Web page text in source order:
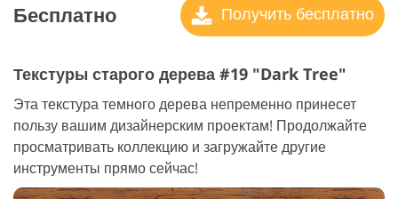
Бесплатно Получить бесплатно
Текстуры старого дерева #19 "Dark Tree"
Эта текстура темного дерева непременно принесет
пользу вашим дизайнерским проектам! Продолжайте
просматривать коллекцию и загружайте другие
инструменты прямо сейчас!